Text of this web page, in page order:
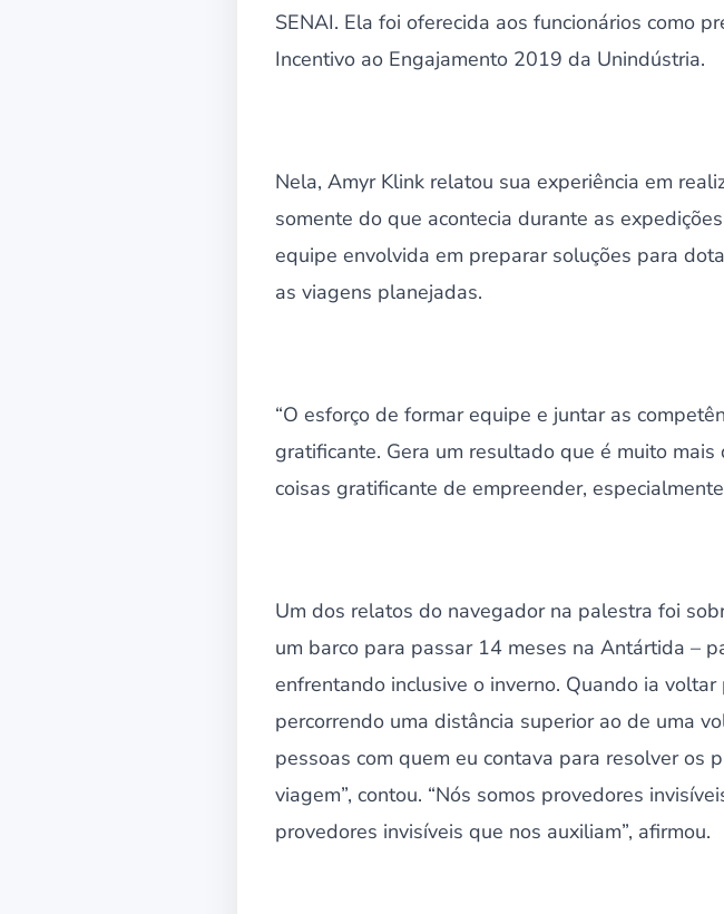
SENAI. Ela foi oferecida aos funcionários como
Incentivo ao Engajamento 2019 da Unindústria.
Nela, Amyr Klink relatou sua experiência em
somente do que acontecia durante as
equipe envolvida em preparar soluções para
as viagens planejadas.
“O esforço de formar equipe e juntar as
gratificante. Gera um resultado que é muito
coisas gratificante de empreender,
Um dos relatos do navegador na palestra foi
um barco para passar 14 meses na Antártida –
enfrentando inclusive o inverno. Quando ia
percorrendo uma distância superior ao de uma
pessoas com quem eu contava para resolver os
viagem”, contou. “Nós somos provedores
provedores invisíveis que nos auxiliam”, afirmou.